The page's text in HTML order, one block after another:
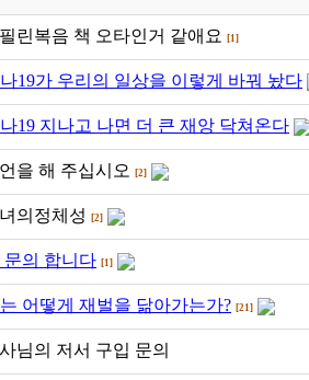
린복음 책 오타인거 같애요 [1]
19가 우리의 일상을 이렇게 바꿔 놨다
19 지나고 나면 더 큰 재앙 닥쳐온다
을 해 주십시오 [2]
의정체성 [2]
문의 합니다 [1]
어떻게 재벌을 닮아가는가? [21]
님의 저서 구입 문의